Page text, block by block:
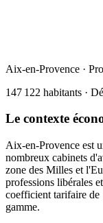
Aix-en-Provence ·
147 122 habitants ·
Le contexte
Aix-en-Provence est
nombreux cabinets
zone des Milles et
professions libérales
coefficient tarifaire de
gamme.